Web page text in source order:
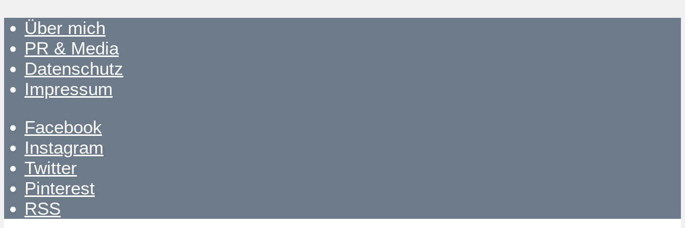
Über mich
PR & Media
Datenschutz
Impressum
Facebook
Instagram
Twitter
Pinterest
RSS